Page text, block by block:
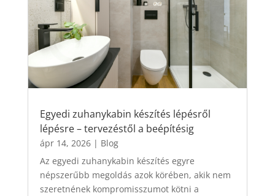
Egyedi zuhanykabin készítés lépésről
lépésre – tervezéstől a beépítésig
ápr 14, 2026| Blog
Az egyedi zuhanykabin készítés egyre
népszerűbb megoldás azok körében, akik nem
szeretnének kompromisszumot kötni a